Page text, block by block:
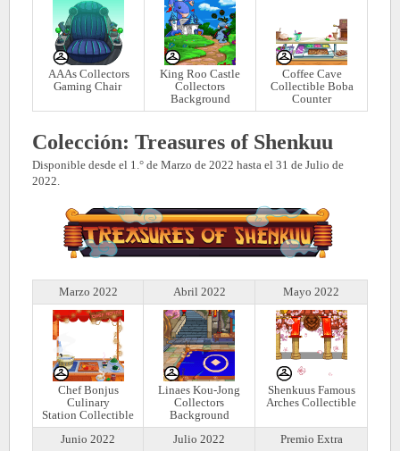
AAAs Collectors
Gaming Chair
King Roo Castle
Collectors
Background
Coffee Cave
Collectible Boba
Counter
Colección: Treasures of Shenkuu
Disponible desde el 1.° de Marzo de 2022 hasta el 31 de Julio de
2022.
Marzo 2022 Abril 2022 Mayo 2022
Chef Bonjus
Culinary
Station Collectible
Linaes Kou-Jong
Collectors
Background
Shenkuus Famous
Arches Collectible
Junio 2022 Julio 2022 Premio Extra